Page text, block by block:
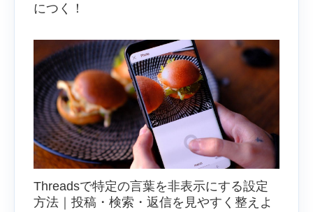
につく！
Threadsで特定の言葉を非表示にする設定
方法｜投稿・検索・返信を見やすく整えよ